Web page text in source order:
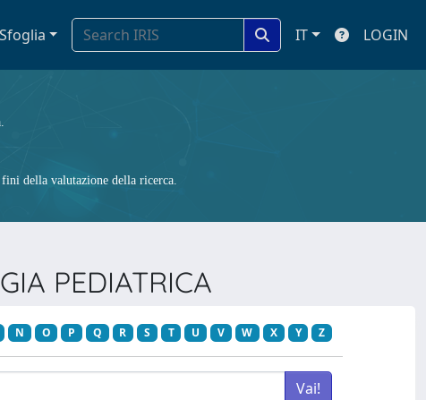
Sfoglia IT LOGIN
della valutazione della ricerca.
PEDIATRICA
N O P Q R S T U V W X Y Z